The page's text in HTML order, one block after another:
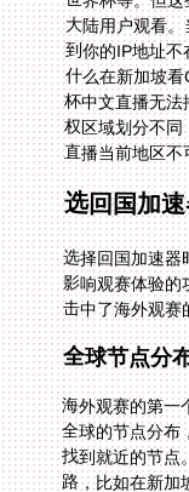
直播当前地区不
选回国加
选择回国加速器
影响观赛体验的
击中了海外观赛
全球节点分
海外观赛的第一